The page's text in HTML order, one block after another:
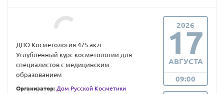
ДПО Косметология 475 ак.ч
Углубленный курс косметологии для
специалистов с медицинским
образованием
Организатор: Дом Русской Косметики
2026
17
АВГУСТА
09:00